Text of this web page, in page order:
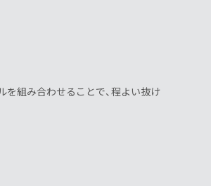
組み合わせることで、程よい抜け